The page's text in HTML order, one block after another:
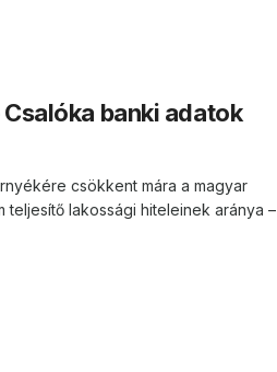
Csalóka banki adatok
csökkent mára a magyar
lakossági hiteleinek aránya –